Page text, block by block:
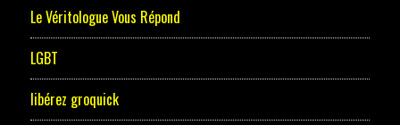
Le Véritologue Vous Répond
LGBT
libérez groquick